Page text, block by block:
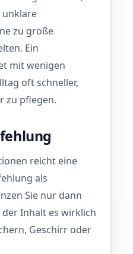
unklare
zu große
Ein
mit wenigen
oft schneller,
zu pflegen.
reicht eine
als
Sie nur dann
Inhalt es wirklich
Geschirr oder